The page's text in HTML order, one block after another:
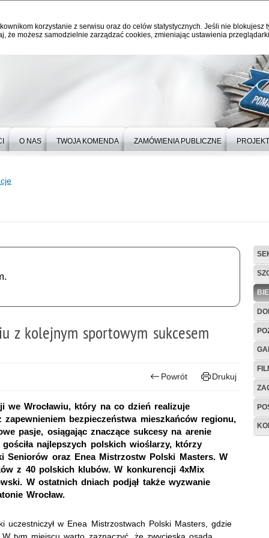
korzystanie z serwisu oraz do celów statystycznych. Jeśli nie blokujesz
że możesz samodzielnie zarządzać cookies, zmieniając ustawienia
O NAS TWOJA KOMENDA ZAMÓWIENIA PUBLICZNE
z kolejnym sportowym sukcesem
Powrót Drukuj
we Wrocławiu, który na co dzień realizuje
bezpieczeństwa mieszkańców regionu,
pasje, osiągając znaczące sukcesy na arenie
najlepszych polskich wioślarzy, którzy
Seniorów oraz Enea Mistrzostw Polski Masters. W
z 40 polskich klubów. W konkurencji 4xMix
W ostatnich dniach podjął także wyzwanie
Wrocław.
w Enea Mistrzostwach Polski Masters, gdzie